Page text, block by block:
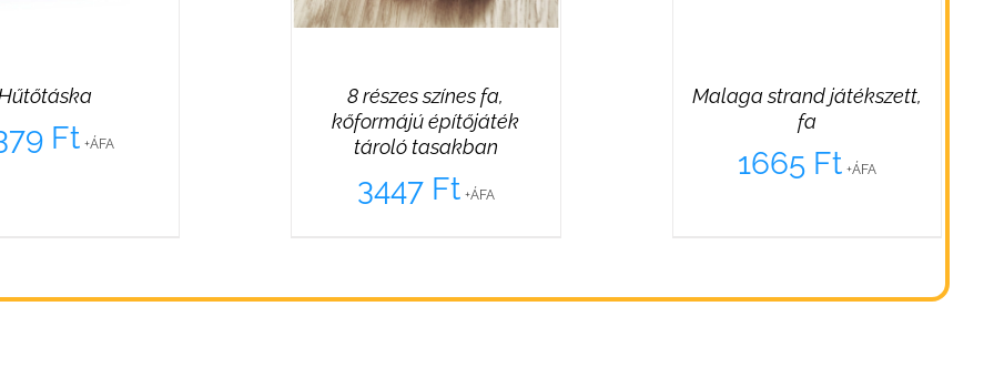
Ft +ÁFA
8 részes színes fa,
kőformájú építőjáték
tároló tasakban
3447 Ft +ÁFA
Malaga strand játékszett,
fa
1665 Ft +ÁFA